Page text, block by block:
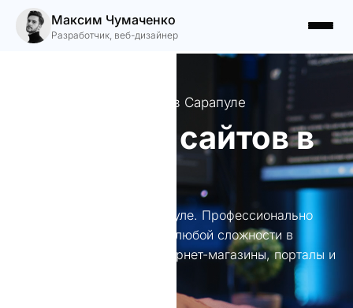
Максим Чумаченко
Разработчик, веб-дизайнер
Веб-сайты для бизнеса в Сарапуле
Создание сайтов в
Создание сайтов в Сарапуле. Профессионально
разрабатываю веб-сайты любой сложности в
Сарапуле. Лендинги, интернет-магазины, порталы и